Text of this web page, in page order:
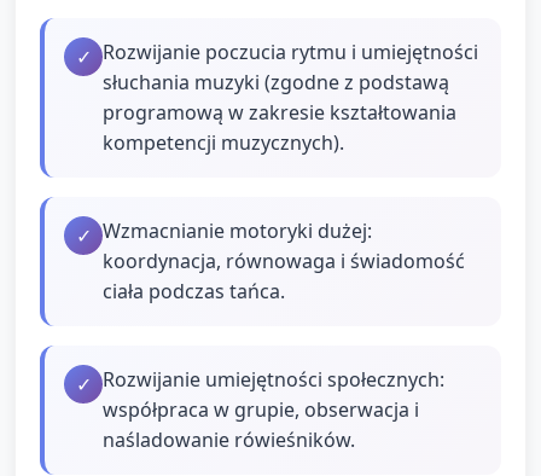
✓ Rozwijanie poczucia rytmu i umiejętności
słuchania muzyki (zgodne z podstawą
programową w zakresie kształtowania
kompetencji muzycznych).
✓ Wzmacnianie motoryki dużej:
koordynacja, równowaga i świadomość
ciała podczas tańca.
✓ Rozwijanie umiejętności społecznych:
współpraca w grupie, obserwacja i
naśladowanie rówieśników.